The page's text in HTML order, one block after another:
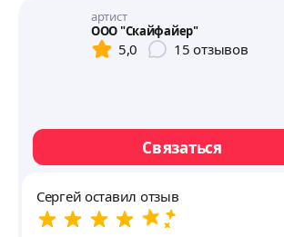
артист
ООО "Скайфайер"
5,0 15 отзывов
Связаться
Сергей оставил отзыв